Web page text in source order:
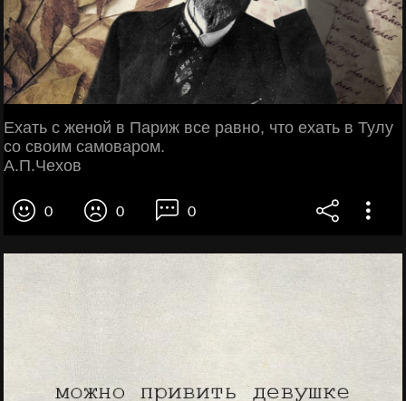
Ехать с женой в Париж все равно, что ехать в Тулу
со своим самоваром.
А.П.Чехов
0 0 0